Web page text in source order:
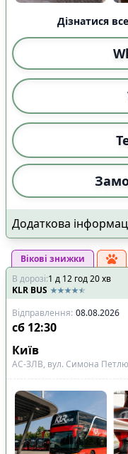
Дізнатися
Додаткова
Вікові знижки
В дорозі:1 д 12 год20хв
KLR BUS
Відправлення: 08.08.2026
сб 12:30
Київ
АС-ЗЛВ, вул. Симона